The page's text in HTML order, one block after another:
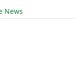
News